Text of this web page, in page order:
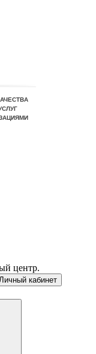
центр.
Личный кабинет